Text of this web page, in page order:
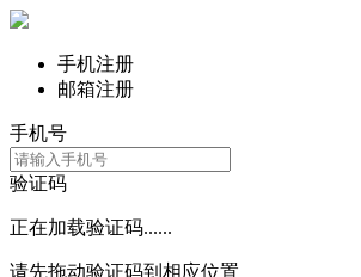
手机注册
邮箱注册
手机号
验证码
正在加载验证码......
请先拖动验证码到相应位置